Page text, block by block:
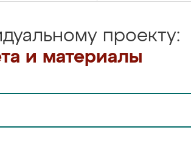
проекту:
и материалы